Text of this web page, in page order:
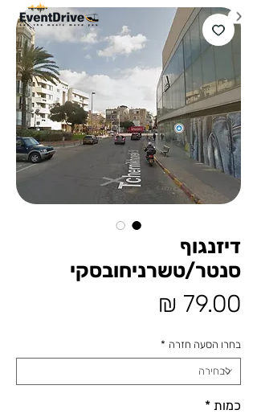
דיזנגוף
סנטר/טשרניחובסקי
בחרו הסעה חזרה *
כמות *